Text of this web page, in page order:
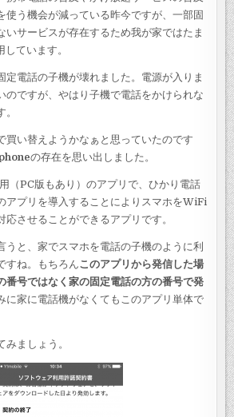
使う機会が減っている昨今ですが、一部固
いサービスが存在するため我が家ではたま
ています。
定電話の子機が壊れました。電源が入りま
のですが、やはり子機で電話をかけられな
買い替えようかなぁと思っていたのです
の存在を思い出しました。
（PC版もあり）のアプリで、ひかり電話
アプリを導入することによりスマホをWiFi
応させることができるアプリです。
うと、家でスマホを電話の子機のように利
すね。もちろんこのアプリから発信した場
番号ではなく家の固定電話の方の番号で発
に家に電話機がなくてもこのアプリ単体で
ましょう。